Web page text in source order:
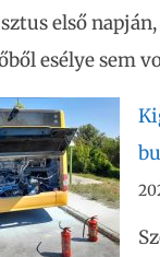
első
esélye sem